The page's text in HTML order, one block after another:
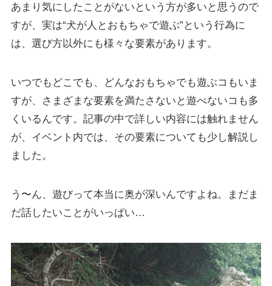
あまり気にしたことがないという方が多いと思うので
すが、実は“犬が人とおもちゃで遊ぶ”という行為に
は、選び方以外にも様々な要素があります。
いつでもどこでも、どんなおもちゃでも遊ぶコもいま
すが、さまざまな要素を満たさないと遊べないコも多
くいるんです。記事の中で詳しい内容には触れません
が、イベント内では、その要素についても少し解説し
ました。
う〜ん、遊びって本当に奥が深いんですよね。まだま
だ話したいことがいっぱい…